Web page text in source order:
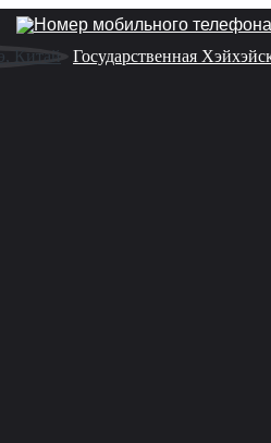
Государственная